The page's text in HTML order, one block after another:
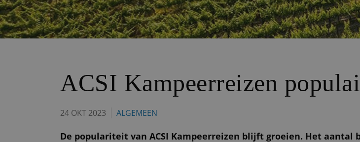
ACSI Kampeerreizen
24 OKT 2023 ALGEMEEN
De populariteit van ACSI Kampeerreizen blijft groeien. Het aantal